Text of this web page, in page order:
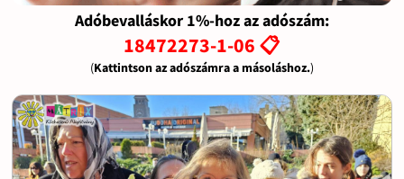
Adóbevalláskor 1%-hoz az adószám:
18472273-1-06 📋
(Kattintson az adószámra a másoláshoz.)